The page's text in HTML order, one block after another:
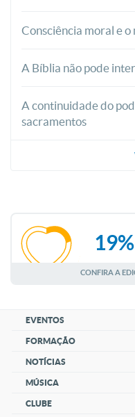
Consciência moral e
A Bíblia não pode
A continuidade do
sacramentos
19%
CONFIRA A
EVENTOS
FORMAÇÃO
NOTÍCIAS
MÚSICA
CLUBE